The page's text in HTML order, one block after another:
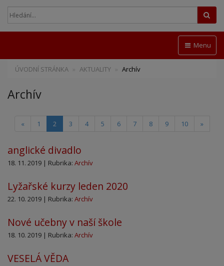
Menu
ÚVODNÍ STRÁNKA AKTUALITY Archív
Archív
« 1 2(current)
3 4 5 6 7 8 9 10 »
anglické divadlo
18. 11. 2019 | Rubrika: Archív
Lyžařské kurzy leden 2020
22. 10. 2019 | Rubrika: Archív
Nové učebny v naší škole
18. 10. 2019 | Rubrika: Archív
VESELÁ VĚDA